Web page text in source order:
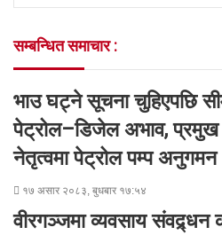
b
o
t
r
e
I
e
g
e
g
s
p
e
i
m
a
i
l
t
सम्बन्धित समाचार :
भाउ घट्ने सूचना चुहिएपछि
पेट्रोल–डिजेल अभाव, प्रमुख
नेतृत्वमा पेट्रोल पम्प अनुगमन
१७ असार २०८३, बुधबार १७:५४
वीरगञ्जमा व्यवसाय संवद्र्धन